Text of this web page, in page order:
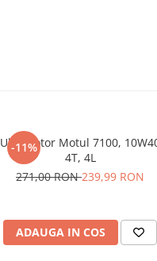
-11%
Ulei Motor Motul 7100,
4T, 4L
271,00 RON239,99 RON
ADAUGA IN COS